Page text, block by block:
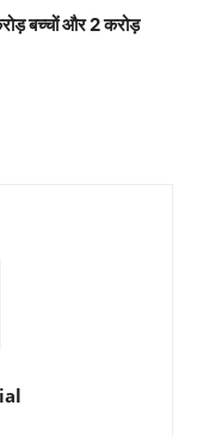
बच्चों और 2 करोड़